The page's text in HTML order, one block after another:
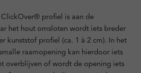
profiel is aan de
het hout omsloten wordt iets breder
kunststof profiel (ca. 1 à 2 cm). In het
raamopening kan hierdoor iets
overblijven of wordt de opening iets